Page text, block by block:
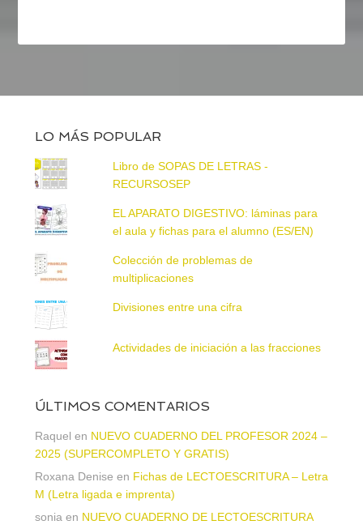
LO MÁS POPULAR
Libro de SOPAS DE LETRAS -
RECURSOSEP
EL APARATO DIGESTIVO: láminas para
el aula y fichas para el alumno (ES/EN)
Colección de problemas de
multiplicaciones
Divisiones entre una cifra
Actividades de iniciación a las fracciones
ÚLTIMOS COMENTARIOS
Raquel en NUEVO CUADERNO DEL PROFESOR 2024 –
2025 (SUPERCOMPLETO Y GRATIS)
Roxana Denise en Fichas de LECTOESCRITURA – Letra
M (Letra ligada e imprenta)
sonia en NUEVO CUADERNO DE LECTOESCRITURA